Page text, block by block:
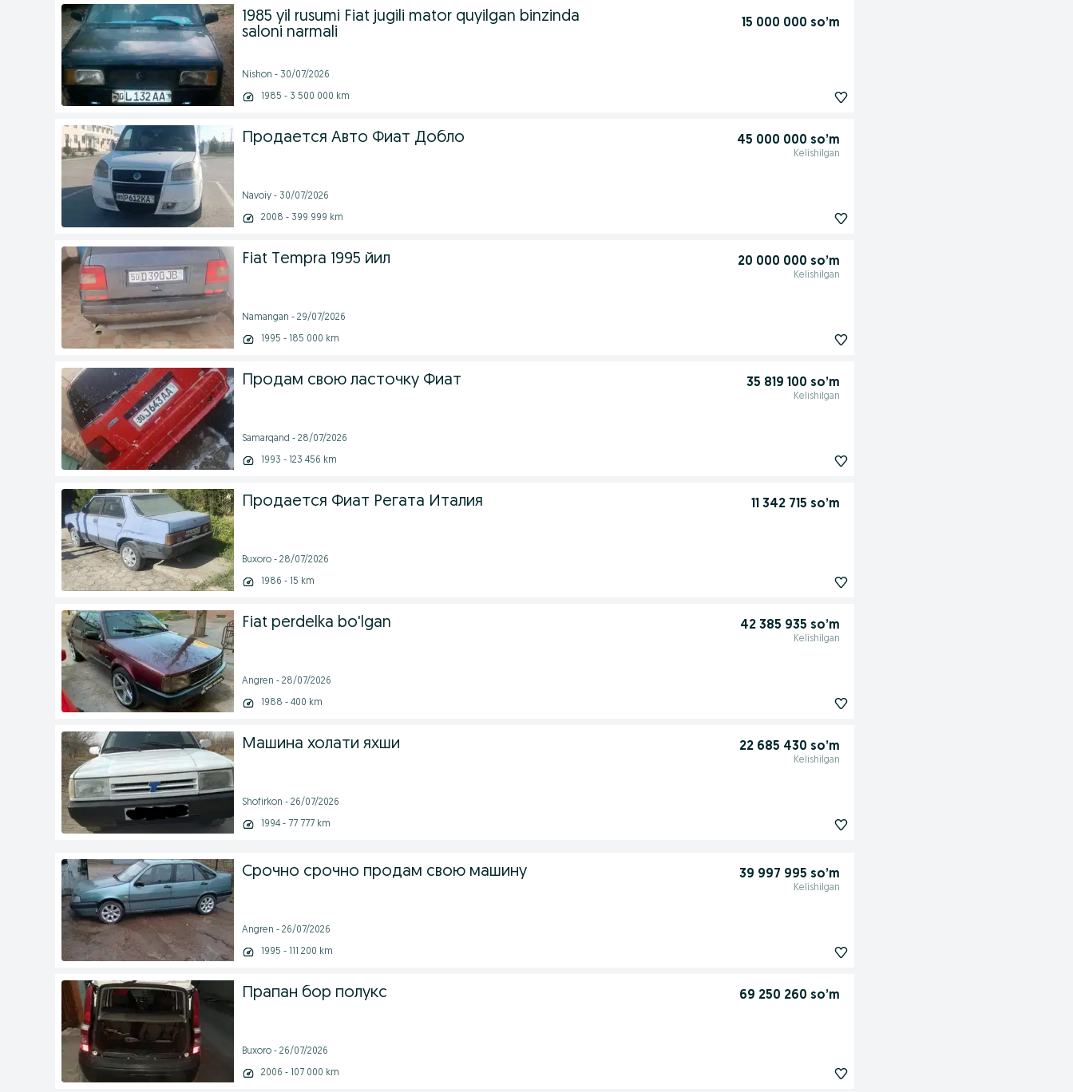
1985 yil rusumi Fiat jugili mator quyilgan binzinda
saloni narmali
15 000 000 so’m
Nishon - 30/07/2026
1985 - 3 500 000 km
Продается Авто Фиат Добло 45 000 000 so’m
Kelishilgan
Navoiy - 30/07/2026
2008 - 399 999 km
Fiat Tempra 1995 йил 20 000 000 so’m
Kelishilgan
Namangan - 29/07/2026
1995 - 185 000 km
Продам свою ласточку Фиат 35 819 100 so’m
Kelishilgan
Samarqand - 28/07/2026
1993 - 123 456 km
Продается Фиат Регата Италия 11 342 715 so’m
Buxoro - 28/07/2026
1986 - 15 km
Fiat perdelka bo'lgan 42 385 935 so’m
Kelishilgan
Angren - 28/07/2026
1988 - 400 km
Машина холати яхши 22 685 430 so’m
Kelishilgan
Shofirkon - 26/07/2026
1994 - 77 777 km
Срочно срочно продам свою машину 39 997 995 so’m
Kelishilgan
Angren - 26/07/2026
1995 - 111 200 km
Прапан бор полукс 69 250 260 so’m
Buxoro - 26/07/2026
2006 - 107 000 km